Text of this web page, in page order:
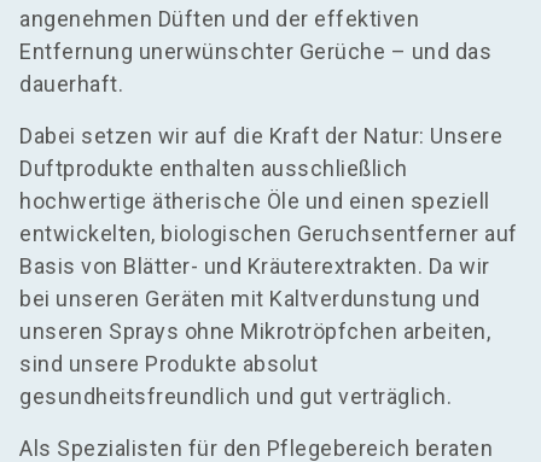
angenehmen Düften und der effektiven
Entfernung unerwünschter Gerüche – und das
dauerhaft.
Dabei setzen wir auf die Kraft der Natur: Unsere
Duftprodukte enthalten ausschließlich
hochwertige ätherische Öle und einen speziell
entwickelten, biologischen Geruchsentferner auf
Basis von Blätter- und Kräuterextrakten. Da wir
bei unseren Geräten mit Kaltverdunstung und
unseren Sprays ohne Mikrotröpfchen arbeiten,
sind unsere Produkte absolut
gesundheitsfreundlich und gut verträglich.
Als Spezialisten für den Pflegebereich beraten